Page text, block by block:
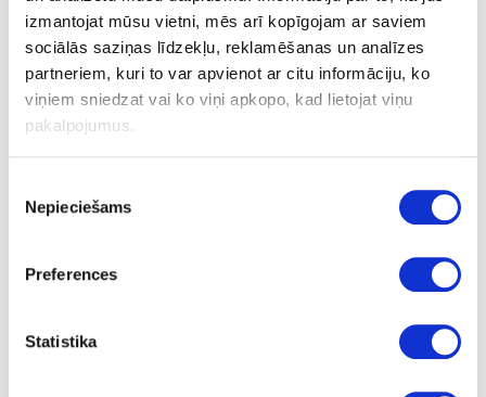
izmantojat mūsu vietni, mēs arī kopīgojam ar saviem
sociālās saziņas līdzekļu, reklamēšanas un analīzes
partneriem, kuri to var apvienot ar citu informāciju, ko
viņiem sniedzat vai ko viņi apkopo, kad lietojat viņu
pakalpojumus.
izvēle
Nepieciešams
Preferences
Statistika
13-18-02-FS